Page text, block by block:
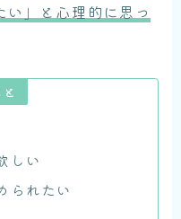
い」と心理的に思っ
しい
られたい